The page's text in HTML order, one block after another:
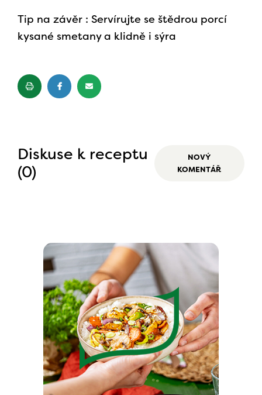
Tip na závěr : Servírujte se štědrou porcí
kysané smetany a klidně i sýra
Diskuse k receptu
(0)
NOVÝ
KOMENTÁŘ